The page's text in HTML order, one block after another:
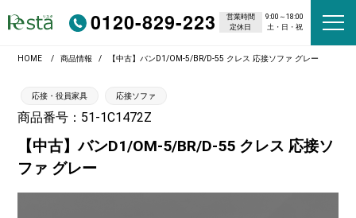
0120-829-223 営業時間
9:00～18:00
定休日
土・日・祝
HOME 商品情報 【中古】バンD1/OM-5/BR/D-55 クレス 応接ソファ グレー
応接・役員家具 応接ソファ
商品番号：51-1C1472Z
【中古】バンD1/OM-5/BR/D-55 クレス 応接ソ
ファ グレー